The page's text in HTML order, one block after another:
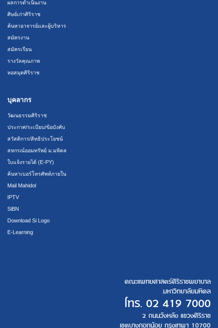
ผลการดำเนินงาน
ศิษย์เก่าศิริราช
ค้นหาอาจารย์และผู้บริหาร
สมัครงาน
สมัครเรียน
รางวัลคุณภาพ
หอสมุดศิริราช
บุคลากร
วัฒนธรรมศิริราช
ประกาศ/ระเบียบ/ข้อบังคับ
สวัสดิการ/สิทธิประโยชน์
สหกรณ์ออมทรัพย์ ม.มหิดล
ใบแจ้งรายได้ (E-PY)
ค้นหาเบอร์โทรศัพท์ภายใน
Mail Mahidol
IPTV
SiBN
Download Si Logo
E-Learning
คณะแพทยศาสตร์ศิริราชพยาบาล
มหาวิทยาลัยมหิดล
โทร. 02 419 7000
2 ถนนวังหลัง แขวงศิริราช
เขตบางกอกน้อย กรุงเทพฯ 10700